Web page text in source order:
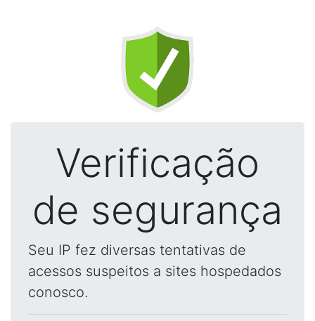
Verificação
de segurança
Seu IP fez diversas tentativas de
acessos suspeitos a sites hospedados
conosco.